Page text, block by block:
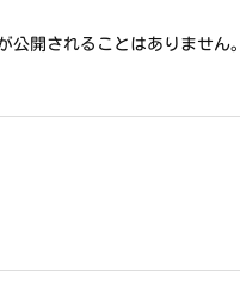
公開されることはありません。